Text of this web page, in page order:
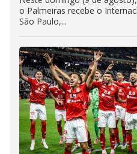
o Palmeiras recebe o
São Paulo,...